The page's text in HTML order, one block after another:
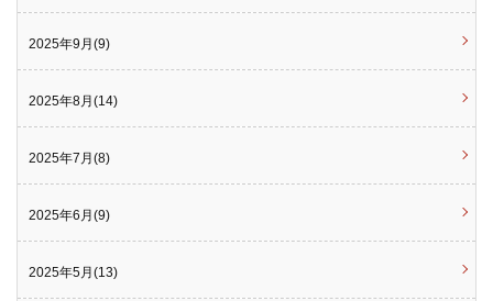
2025年9月(9)
2025年8月(14)
2025年7月(8)
2025年6月(9)
2025年5月(13)